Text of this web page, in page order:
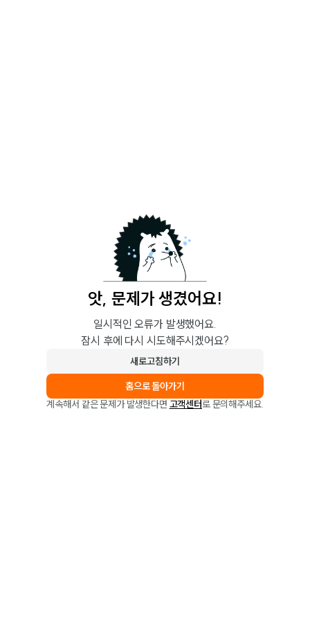
앗, 문제가 생겼어요!
일시적인 오류가 발생했어요.
잠시 후에 다시 시도해주시겠어요?
새로고침하기
홈으로 돌아가기
계속해서 같은 문제가 발생한다면 고객센터로 문의해주세요.